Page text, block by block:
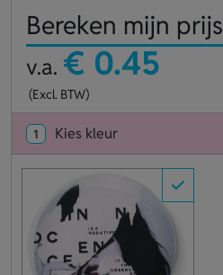
Bereken mijn prijs
v.a. € 0.45
(Excl. BTW)
1 Kies kleur